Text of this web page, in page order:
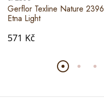
Gerflor Texline Nature 2396
Etna Light
571 Kč